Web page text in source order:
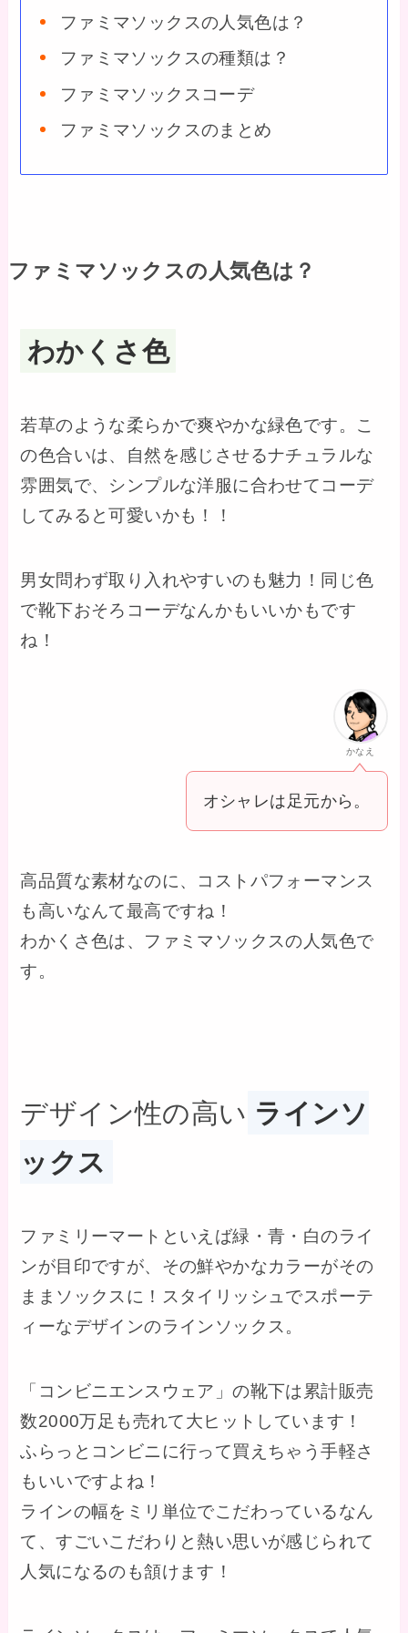
ファミマソックスの人気色は？
ファミマソックスの種類は？
ファミマソックスコーデ
ファミマソックスのまとめ
ファミマソックスの人気色は？
わかくさ色
若草のような柔らかで爽やかな緑色です。こ
の色合いは、自然を感じさせるナチュラルな
雰囲気で、シンプルな洋服に合わせてコーデ
してみると可愛いかも！！
男女問わず取り入れやすいのも魅力！同じ色
で靴下おそろコーデなんかもいいかもです
ね！
かなえ
オシャレは足元から。
高品質な素材なのに、コストパフォーマンス
も高いなんて最高ですね！
わかくさ色は、ファミマソックスの人気色で
す。
デザイン性の高い ラインソ
ックス
ファミリーマートといえば緑・青・白のライ
ンが目印ですが、その鮮やかなカラーがその
ままソックスに！スタイリッシュでスポーテ
ィーなデザインのラインソックス。
「コンビニエンスウェア」の靴下は累計販売
数2000万足も売れて大ヒットしています！
ふらっとコンビニに行って買えちゃう手軽さ
もいいですよね！
ラインの幅をミリ単位でこだわっているなん
て、すごいこだわりと熱い思いが感じられて
人気になるのも頷けます！